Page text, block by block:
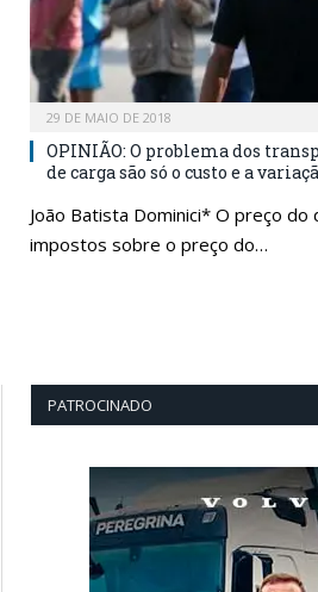
29 DE MAIO DE 2018
OPINIÃO: O problema dos
de carga são só o custo e a
João Batista Dominici* O preço do
impostos sobre o preço do…
PATROCINADO